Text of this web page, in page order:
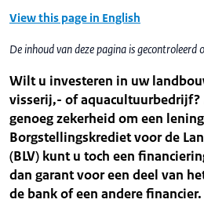
View this page in English
De inhoud van deze pagina is
Wilt u investeren in uw
visserij,- of aquacultuurbedrijf?
genoeg zekerheid om een
Borgstellingskrediet voor de
(BLV) kunt u toch een
dan garant voor een deel van
de bank of een andere financier.